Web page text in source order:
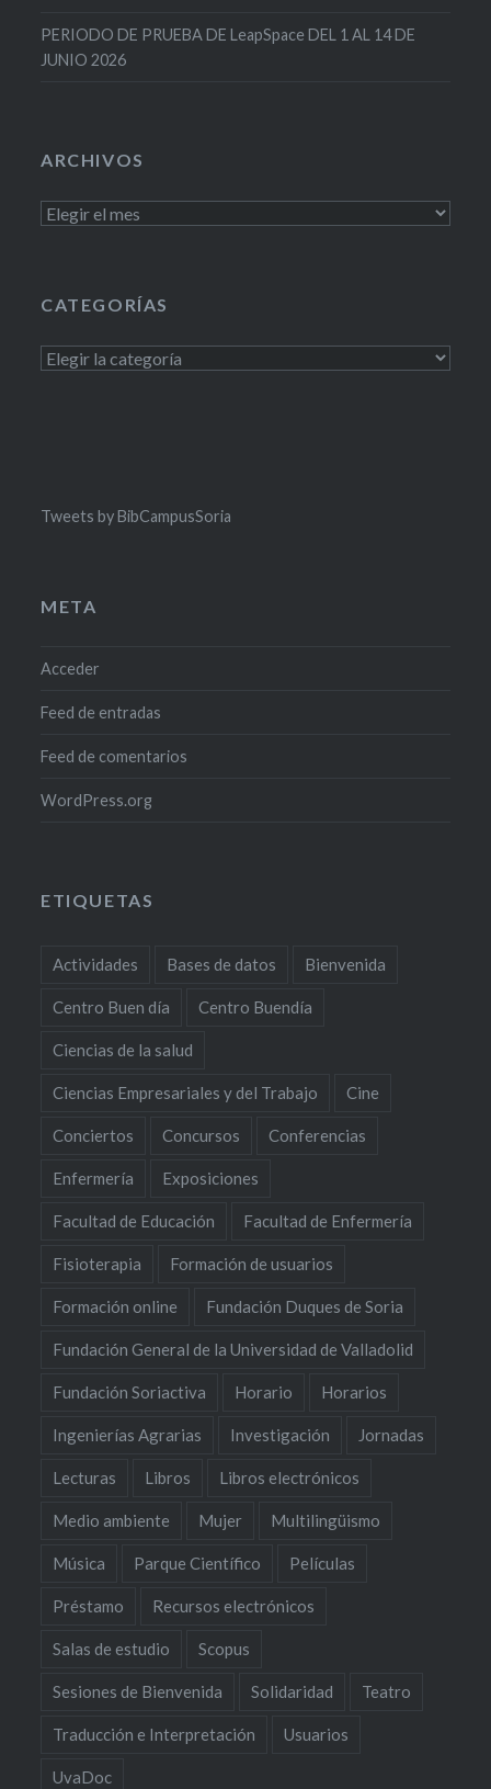
PERIODO DE PRUEBA DE LeapSpace DEL 1 AL 14 DE
JUNIO 2026
ARCHIVOS
Archivos
CATEGORÍAS
Categorías
Tweets by BibCampusSoria
META
Acceder
Feed de entradas
Feed de comentarios
WordPress.org
ETIQUETAS
Actividades Bases de datos Bienvenida
Centro Buen día Centro Buendía
Ciencias de la salud
Ciencias Empresariales y del Trabajo Cine
Conciertos Concursos Conferencias
Enfermería Exposiciones
Facultad de Educación Facultad de Enfermería
Fisioterapia Formación de usuarios
Formación online Fundación Duques de Soria
Fundación General de la Universidad de Valladolid
Fundación Soriactiva Horario Horarios
Ingenierías Agrarias Investigación Jornadas
Lecturas Libros Libros electrónicos
Medio ambiente Mujer Multilingüismo
Música Parque Científico Películas
Préstamo Recursos electrónicos
Salas de estudio Scopus
Sesiones de Bienvenida Solidaridad Teatro
Traducción e Interpretación Usuarios
UvaDoc